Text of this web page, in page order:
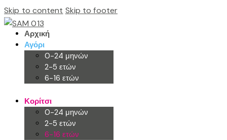
Skip to content Skip to footer
Αρχική
Αγόρι
0-24 μηνών
2-5 ετών
6-16 ετών
Κορίτσι
0-24 μηνών
2-5 ετών
6-16 ετών